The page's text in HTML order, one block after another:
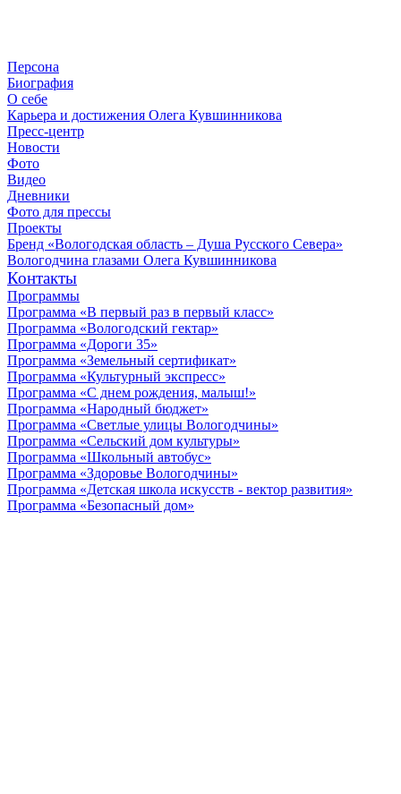
Персона
Биография
О себе
Карьера и достижения Олега Кувшинникова
Пресс-центр
Новости
Фото
Видео
Дневники
Фото для прессы
Проекты
Бренд «Вологодская область – Душа Русского Севера»
Вологодчина глазами Олега Кувшинникова
Контакты
Программы
Программа «В первый раз в первый класс»
Программа «Вологодский гектар»
Программа «Дороги 35»
Программа «Земельный сертификат»
Программа «Культурный экспресс»
Программа «С днем рождения, малыш!»
Программа «Народный бюджет»
Программа «Светлые улицы Вологодчины»
Программа «Сельский дом культуры»
Программа «Школьный автобус»
Программа «Здоровье Вологодчины»
Программа «Детская школа искусств - вектор развития»
Программа «Безопасный дом»